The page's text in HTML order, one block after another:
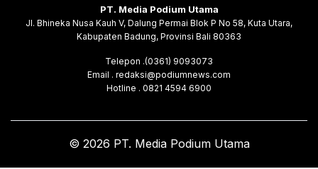
PT. Media Podium Utama
Jl. Bhineka Nusa Kauh V, Dalung Permai Blok P No 58, Kuta Utara,
Kabupaten Badung, Provinsi Bali 80363
Telepon .(0361) 9093073
Email . redaksi@podiumnews.com
Hotline . 0821 4594 6900
© 2026 PT. Media Podium Utama